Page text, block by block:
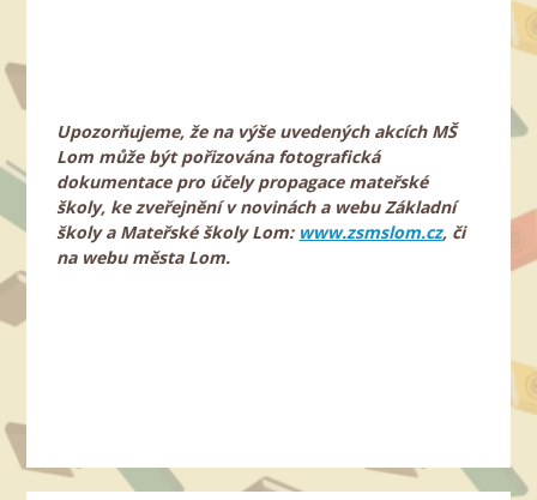
Upozorňujeme, že na výše uvedených akcích MŠ
Lom může být pořizována fotografická
dokumentace pro účely propagace mateřské
školy, ke zveřejnění v novinách a webu Základní
školy a Mateřské školy Lom: www.zsmslom.cz, či
na webu města Lom.